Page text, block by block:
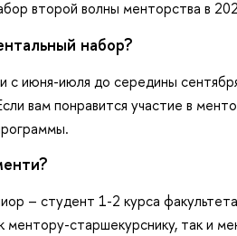
второй волны менторства в
набор?
июня-июля до середины
вам понравится участие в
– студент 1-2 курса факультета
старшекурснику, так и